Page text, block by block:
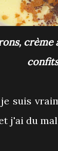
suis
j'ai du